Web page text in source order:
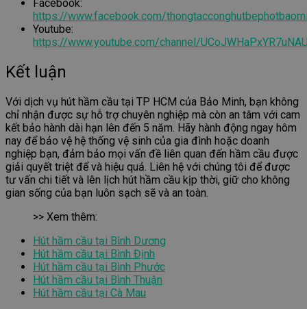
Facebook:
https://www.facebook.com/
Youtube:
https://www.youtube.com/channel/
Kết luận
Với dịch vụ hút hầm cầu tại TP HCM của Bảo Minh, bạn không
chỉ nhận được sự hỗ trợ chuyên nghiệp mà còn an tâm với cam
kết bảo hành dài hạn lên đến 5 năm. Hãy hành động ngay hôm
nay để bảo vệ hệ thống vệ sinh của gia đình hoặc doanh
nghiệp bạn, đảm bảo mọi vấn đề liên quan đến hầm cầu được
giải quyết triệt để và hiệu quả. Liên hệ với chúng tôi để được
tư vấn chi tiết và lên lịch hút hầm cầu kịp thời, giữ cho không
gian sống của bạn luôn sạch sẽ và an toàn.
>> Xem thêm:
Hút hầm cầu tại Bình Dương
Hút hầm cầu tại Bình Định
Hút hầm cầu tại Bình Phước
Hút hầm cầu tại Bình Thuận
Hút hầm cầu tại Cà Mau